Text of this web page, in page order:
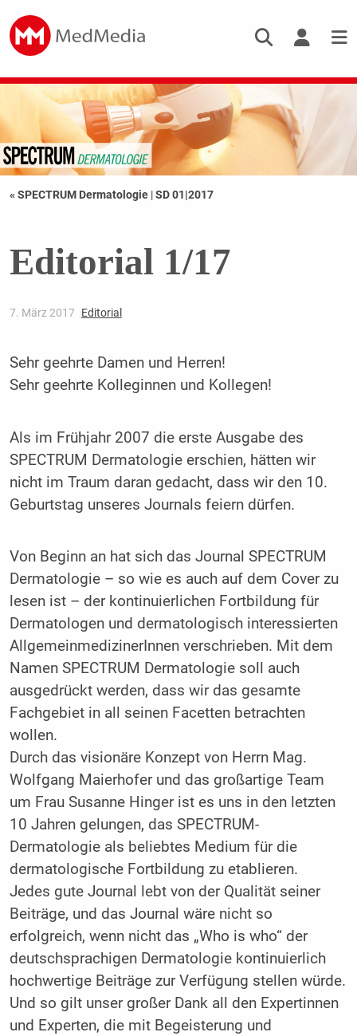
« SPECTRUM Dermatologie |SD 01|2017
Editorial 1/17
7. März 2017 Editorial
Sehr geehrte Damen und Herren!
Sehr geehrte Kolleginnen und Kollegen!
Als im Frühjahr 2007 die erste Ausgabe des
SPECTRUM ­Dermatologie erschien, hätten wir
nicht im Traum daran gedacht, dass wir den 10.
Geburtstag unseres Journals feiern dürfen.
Von Beginn an hat sich das Journal SPECTRUM
Dermatologie – so wie es auch auf dem Cover zu
lesen ist – der kontinuierlichen Fortbildung für
Dermatologen und dermatologisch interessierten
AllgemeinmedizinerInnen verschrieben. Mit dem
Namen SPECTRUM Dermatologie soll auch
ausgedrückt werden, dass wir das gesamte
Fachgebiet in all seinen Facetten betrachten
wollen.
Durch das visionäre Konzept von Herrn Mag.
Wolfgang ­Maierhofer und das großartige Team
um Frau Susanne­ ­Hinger ist es uns in den letzten
10 Jahren gelungen, das SPECTRUM­
Dermatologie als beliebtes Medium für die
dermatologische Fortbildung zu etablieren.
Jedes gute Journal lebt von der Qualität seiner
Beiträge, und das Journal wäre nicht so
erfolgreich, wenn nicht das „Who is who“ der
deutschsprachigen Dermatologie kontinuierlich
hochwertige Beiträge zur Verfügung stellen würde.
Und so gilt unser großer Dank all den Expertinnen
und ­Experten, die mit Begeisterung und